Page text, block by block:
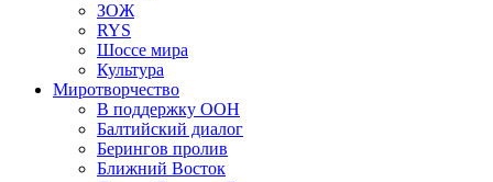
ЗОЖ
RYS
Шоссе мира
Культура
Миротворчество
В поддержку ООН
Балтийский диалог
Берингов пролив
Ближний Восток